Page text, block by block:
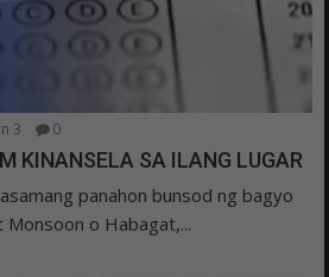
3 0
KINANSELA SA ILANG LUGAR
panahon bunsod ng bagyo
o Habagat,...